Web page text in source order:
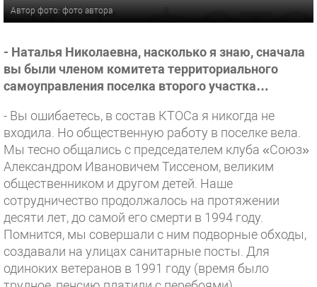
Автор фото: фото автора
- Наталья Николаевна, насколько я знаю, сначала
вы были членом комитета территориального
самоуправления поселка второго участка…
- Вы ошибаетесь, в состав КТОСа я никогда не
входила. Но общественную работу в поселке вела.
Мы тесно общались с председателем клуба «Союз»
Александром Ивановичем Тиссеном, великим
общественником и другом детей. Наше
сотрудничество продолжалось на протяжении
десяти лет, до самой его смерти в 1994 году.
Помнится, мы совершали с ним подворные обходы,
создавали на улицах санитарные посты. Для
одиноких ветеранов в 1991 году (время было